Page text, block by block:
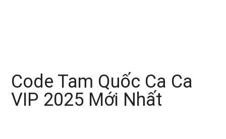
Code Tam Quốc Ca Ca
VIP 2025 Mới Nhất